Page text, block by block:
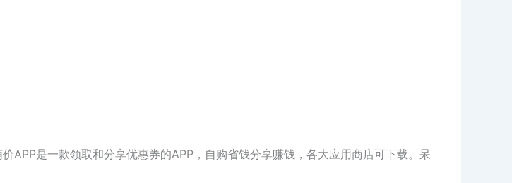
APP是一款领取和分享优惠券的APP，自购省钱分享赚钱，各大应用商店可下载。呆